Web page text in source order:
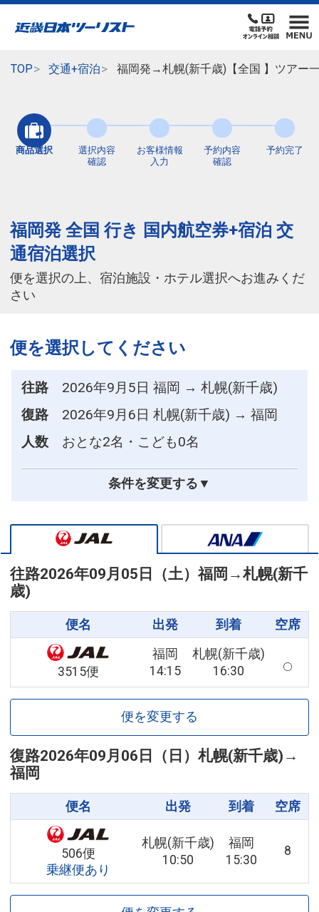
TOP 交通+宿泊 福岡発→札幌(新千歳)【全国 】ツアー
商品選択
選択内容
確認
お客様情報
入力
予約内容
確認
予約完了
福岡発 全国 行き 国内航空券+宿泊 交
通宿泊選択
便を選択の上、宿泊施設・ホテル選択へお進みくだ
さい
便を選択してください
往路
2026年9月5日 福岡 → 札幌(新千歳)
復路
2026年9月6日 札幌(新千歳) → 福岡
人数
おとな2名・こども0名
条件を変更する▼
往路2026年09月05日（土）福岡 →札幌(新千
歳)
便名 出発 到着 空席
3515便
福岡
14:15
札幌(新千歳)
16:30
便を変更する
復路2026年09月06日（日） 札幌(新千歳) →
福岡
便名 出発 到着 空席
506便
乗継便あり
札幌(新千歳)
10:50
福岡
15:30
8